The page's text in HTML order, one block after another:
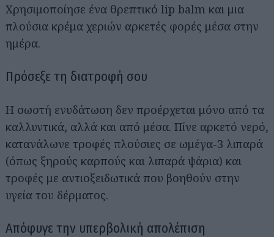
Χρησιμοποίησε ένα θρεπτικό lip balm και μια
πλούσια κρέμα χεριών αρκετές φορές μέσα στην
ημέρα.
Πρόσεξε τη διατροφή σου
Η σωστή ενυδάτωση δεν προέρχεται μόνο από τα
καλλυντικά, αλλά και από μέσα. Πίνε αρκετό νερό,
κατανάλωνε τροφές πλούσιες σε ωμέγα-3 λιπαρά
(όπως ξηρούς καρπούς και λιπαρά ψάρια) και
τροφές με αντιοξειδωτικά που βοηθούν στην
υγεία του δέρματος.
Απόφυγε την υπερβολική απολέπιση